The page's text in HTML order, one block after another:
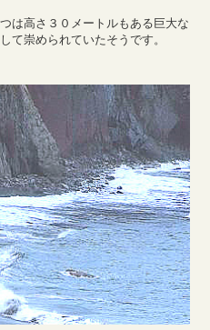
は高さ３０メートルもある巨大な
て崇められていたそうです。